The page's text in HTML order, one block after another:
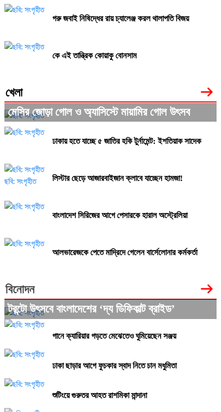
গরু জবাই নিষিদ্ধের রায় চ্যালেঞ্জ করল থালাপতি বিজয়
কে এই তান্ত্রিক কোয়াকু বোনসাম
খেলা
মেসির জোড়া গোল ও অ্যাসিস্টে মায়ামির গোল উৎসব
ঢাকায় হতে যাচ্ছে ৫ জাতির হকি টুর্নামেন্ট: ইশতিয়াক সাদেক
লিস্টার ছেড়ে আজারবাইজান ক্লাবে যাচ্ছেন হামজা!
বাংলাদেশ সিরিজের আগে পেসারকে হারাল অস্ট্রেলিয়া
আলভারেজকে পেতে মাদ্রিদে গেলেন বার্সেলোনার কর্মকর্তা
বিনোদন
টরন্টো উৎসবে বাংলাদেশের ‘দ্য ডিফিকাল্ট ব্রাইড’
গানে ক্যারিয়ার গড়তে মেঝেতেও ঘুমিয়েছেন সঞ্জয়
ঢাকা ছাড়ার আগে ফুচকার স্বাদ নিতে চান মধুমিতা
শুটিংয়ে গুরুতর আহত রাশমিকা মান্দানা